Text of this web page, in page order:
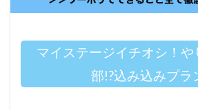
マイステージイチオシ！や
部!?込み込みプ